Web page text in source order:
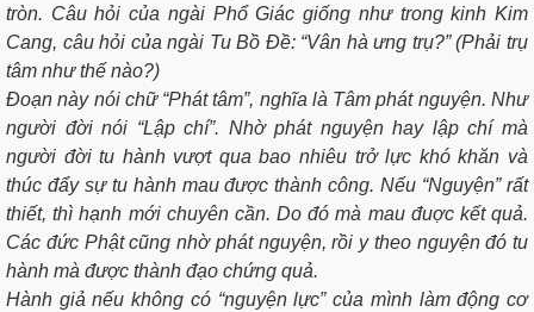
tròn. Câu hỏi của ngài Phổ Giác giống như trong kinh Kim
Cang, câu hỏi của ngài Tu Bồ Đề: “Vân hà ưng trụ?” (Phải trụ
tâm như thế nào?)
Ðoạn này nói chữ “Phát tâm”, nghĩa là Tâm phát nguyện. Như
người đời nói “Lập chí”. Nhờ phát nguyện hay lập chí mà
người đời tu hành vượt qua bao nhiêu trở lực khó khăn và
thúc đẩy sự tu hành mau được thành công. Nếu “Nguyện” rất
thiết, thì hạnh mới chuyên cần. Do đó mà mau đuợc kết quả.
Các đức Phật cũng nhờ phát nguyện, rồi y theo nguyện đó tu
hành mà được thành đạo chứng quả.
Hành giả nếu không có “nguyện lực” của mình làm động cơ